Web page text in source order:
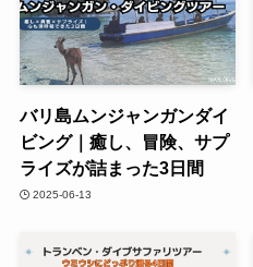
バリ島ムンジャンガンダイ
ビング｜癒し、冒険、サプ
ライズが詰まった3日間
2025-06-13